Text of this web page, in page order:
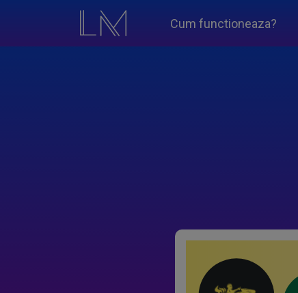
Cum functioneaza?